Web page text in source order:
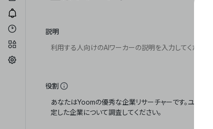
説明
役割